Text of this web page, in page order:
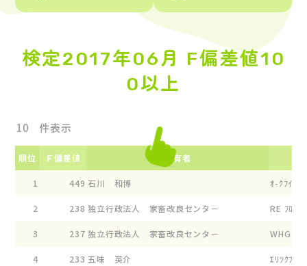
検定2017年06月 F偏差値10
0以上
件表示
順位 Ｆ偏差値 所有者
1 449 石川 和博 ｵ-ｸﾌｲ-ﾙ
2 238 独立行政法人 家畜改良センタ－ RE ﾌﾛﾚﾝ
3 237 独立行政法人 家畜改良センタ－ WHG ﾊﾟ
4 233 五味 英介 ｴﾘﾂｸﾌｱ-